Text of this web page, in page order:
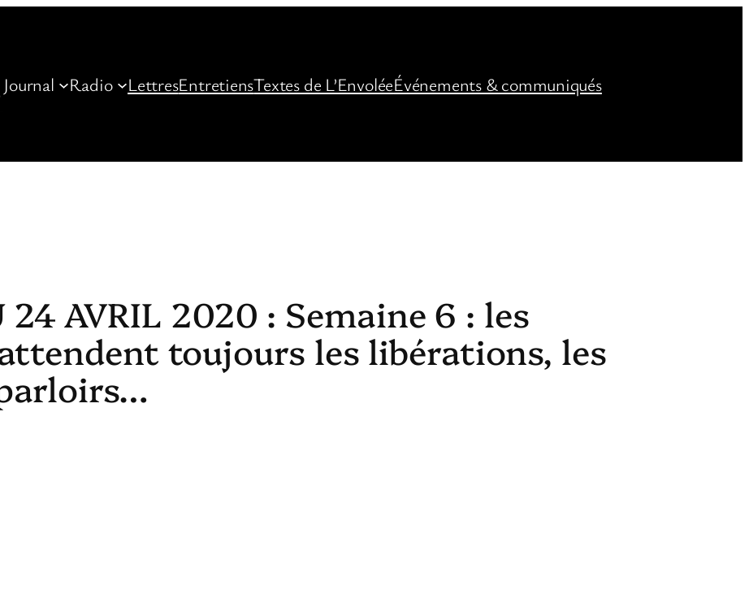
Journal Radio LettresEntretiensTextes de L’EnvoléeÉvénements & communiqués
24 AVRIL 2020 : Semaine 6 : les
toujours les libérations, les